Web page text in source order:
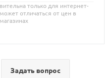
только для интернет-
отличаться от цен в
Задать вопрос